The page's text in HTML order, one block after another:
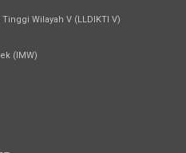
Wilayah V (LLDIKTI V)
(IMW)